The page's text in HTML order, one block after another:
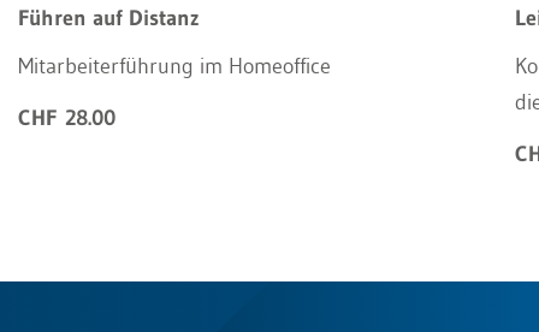
Führen auf Distanz
Mitarbeiterführung im Homeoffice
CHF 28.00